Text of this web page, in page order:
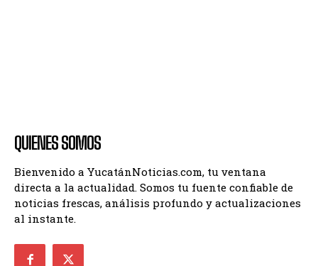
QUIENES SOMOS
Bienvenido a YucatánNoticias.com, tu ventana
directa a la actualidad. Somos tu fuente confiable de
noticias frescas, análisis profundo y actualizaciones
al instante.